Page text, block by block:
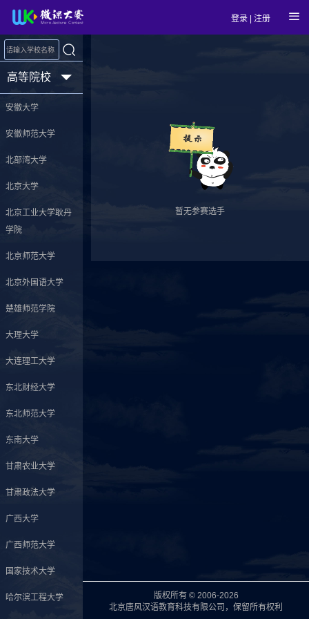
登录 |注册
高等院校
安徽大学
安徽师范大学
北部湾大学
北京大学
北京工业大学耿丹
学院
北京师范大学
北京外国语大学
楚雄师范学院
大理大学
大连理工大学
东北财经大学
东北师范大学
东南大学
甘肃农业大学
甘肃政法大学
广西大学
广西师范大学
国家技术大学
哈尔滨工程大学
暂无参赛选手
版权所有 © 2006-2026
北京唐风汉语教育科技有限公司，保留所有权利